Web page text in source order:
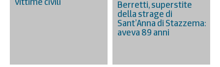
Berretti, superstite
della strage di
Sant’Anna di Stazzema:
aveva 89 anni